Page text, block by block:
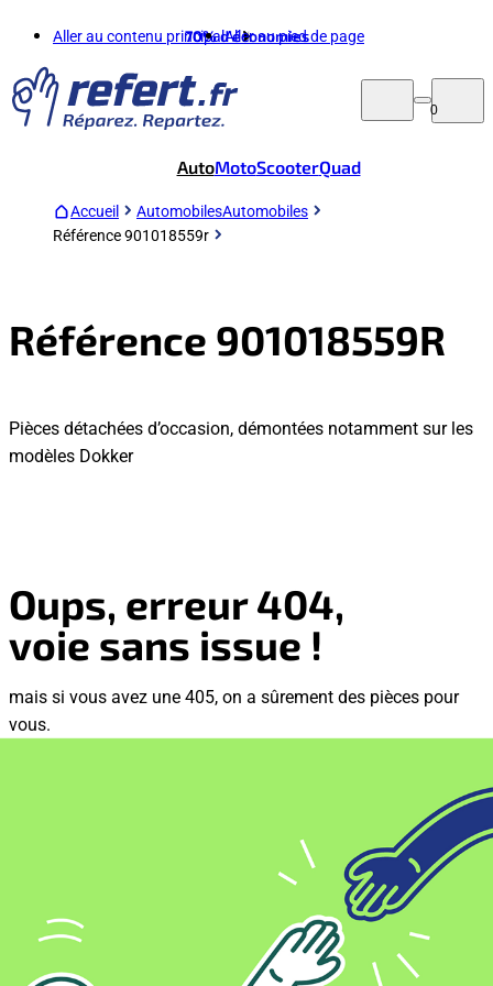
Aller au contenu principalAller au pied de page
70%d'économies
0
AutoMotoScooterQuad
Accueil AutomobilesAutomobiles
Référence 901018559r
Référence 901018559R
Pièces détachées d’occasion, démontées notamment sur les
modèles Dokker
Oups, erreur 404,
voie sans issue !
mais si vous avez une 405, on a sûrement des pièces pour
vous.